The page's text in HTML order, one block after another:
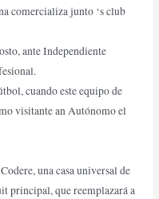
comercializa junto ‘s club
ante Independiente
cuando este equipo de
visitante an Autónomo el
una casa universal de
principal, que reemplazará a